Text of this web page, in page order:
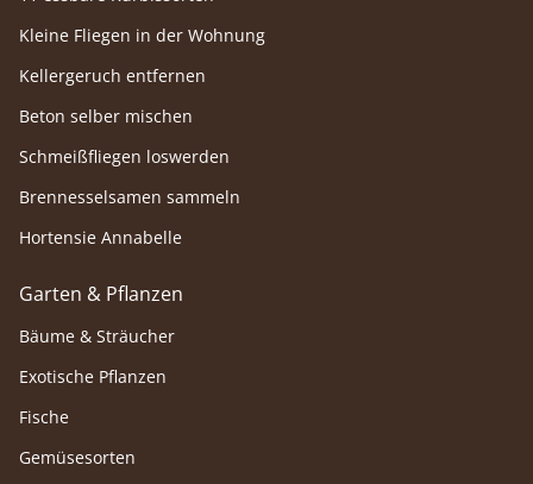
Kleine Fliegen in der Wohnung
Kellergeruch entfernen
Beton selber mischen
Schmeißfliegen loswerden
Brennesselsamen sammeln
Hortensie Annabelle
Garten & Pflanzen
Bäume & Sträucher
Exotische Pflanzen
Fische
Gemüsesorten